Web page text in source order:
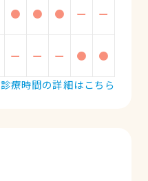
● ● ● ー ー
ー ー ー ●
●
診療時間の詳細はこちら